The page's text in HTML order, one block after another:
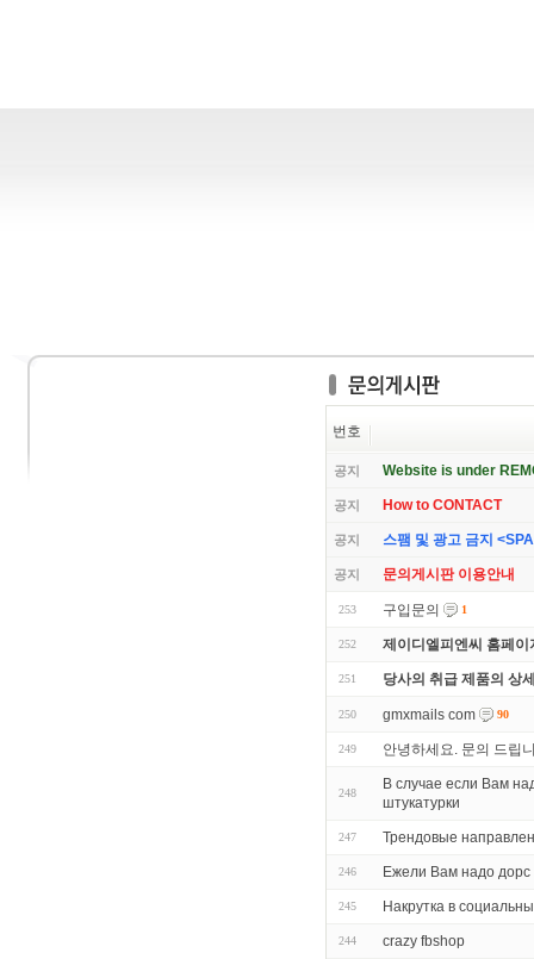
번호
공지 Website is under
공지 How to CONTACT
공지 스팸 및 광고 금지
공지 문의게시판 이용안내
253 구입문의 1
252 제이디엘피엔씨 홈페
251 당사의 취급 제품의 상
250 gmxmails com 90
249 안녕하세요. 문의 드립
248
В случае если Вам
штукатурки
247 Трендовые
246 Ежели Вам надо дорс
245 Накрутка в
244 crazy fbshop